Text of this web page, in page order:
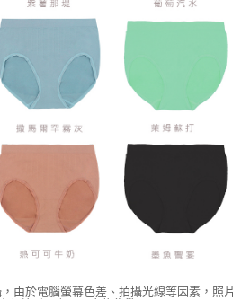
由於電腦螢幕色差、拍攝光線等因素，照片